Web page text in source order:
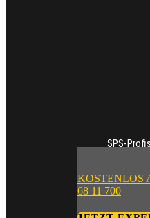
KOSTENLOS
68 11 700
SPS-